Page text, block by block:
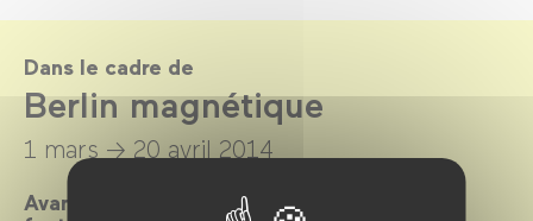
Dans le cadre de
Berlin magnétique
1 mars → 20 avril 2014
Avant-gardiste, cosmopolite, bouillonnante,